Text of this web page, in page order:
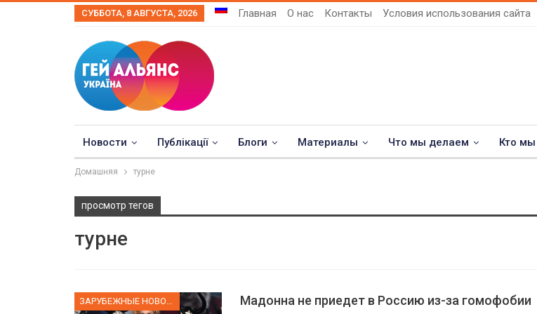
СУББОТА, 8 АВГУСТА, 2026 Главная О нас Контакты Условия использования сайта
Новости Публікації Блоги Материалы Что мы делаем Кто мы
Домашняя турне
просмотр тегов
турне
Мадонна не приедет в Россию из-за гомофобии